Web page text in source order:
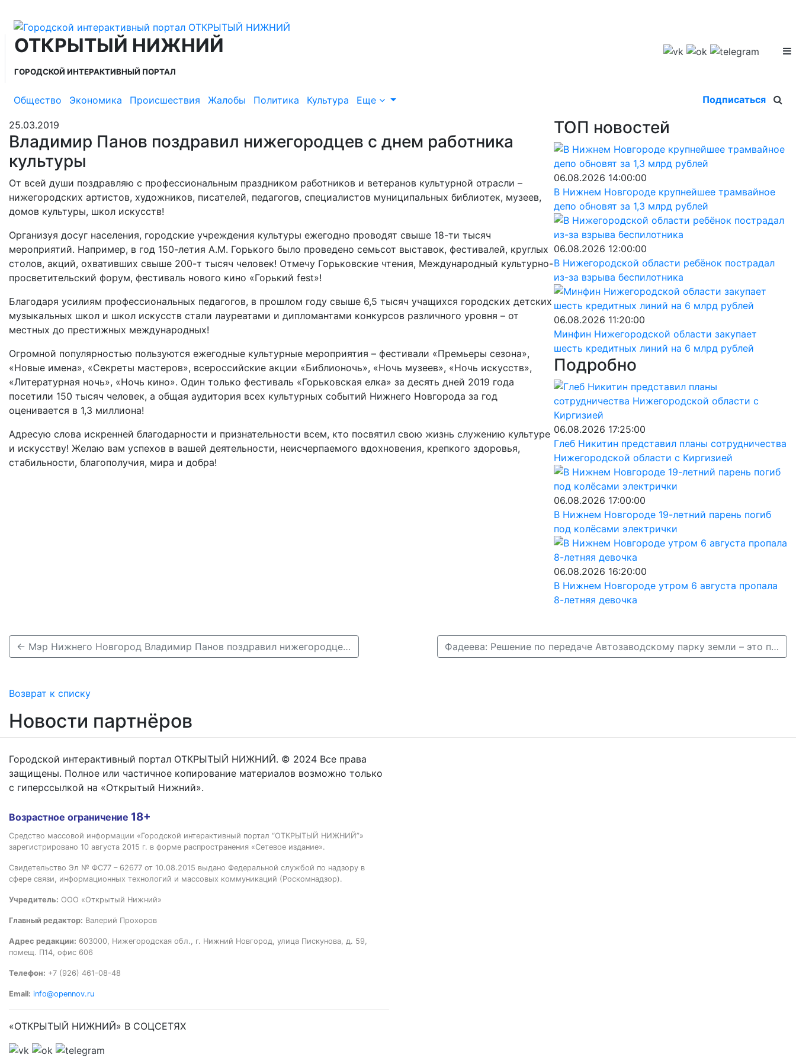
ОТКРЫТЫЙ НИЖНИЙ
ГОРОДСКОЙ ИНТЕРАКТИВНЫЙ ПОРТАЛ
Общество Экономика Происшествия Жалобы Политика Культура Еще Подписаться
25.03.2019
Владимир Панов поздравил нижегородцев с днем работника
культуры
От всей души поздравляю с профессиональным праздником работников и ветеранов культурной отрасли –
нижегородских артистов, художников, писателей, педагогов, специалистов муниципальных библиотек, музеев,
домов культуры, школ искусств!
Организуя досуг населения, городские учреждения культуры ежегодно проводят свыше 18-ти тысяч
мероприятий. Например, в год 150-летия А.М. Горького было проведено семьсот выставок, фестивалей, круглых
столов, акций, охвативших свыше 200-т тысяч человек! Отмечу Горьковские чтения, Международный культурно-
просветительский форум, фестиваль нового кино «Горький fest»!
Благодаря усилиям профессиональных педагогов, в прошлом году свыше 6,5 тысяч учащихся городских детских
музыкальных школ и школ искусств стали лауреатами и дипломантами конкурсов различного уровня – от
местных до престижных международных!
Огромной популярностью пользуются ежегодные культурные мероприятия – фестивали «Премьеры сезона»,
«Новые имена», «Секреты мастеров», всероссийские акции «Библионочь», «Ночь музеев», «Ночь искусств»,
«Литературная ночь», «Ночь кино». Один только фестиваль «Горьковская елка» за десять дней 2019 года
посетили 150 тысяч человек, а общая аудитория всех культурных событий Нижнего Новгорода за год
оценивается в 1,3 миллиона!
Адресую слова искренней благодарности и признательности всем, кто посвятил свою жизнь служению культуре
и искусству! Желаю вам успехов в вашей деятельности, неисчерпаемого вдохновения, крепкого здоровья,
стабильности, благополучия, мира и добра!
ТОП новостей
06.08.2026 14:00:00
В Нижнем Новгороде крупнейшее трамвайное
депо обновят за 1,3 млрд рублей
06.08.2026 12:00:00
В Нижегородской области ребёнок пострадал
из-за взрыва беспилотника
06.08.2026 11:20:00
Минфин Нижегородской области закупает
шесть кредитных линий на 6 млрд рублей
Подробно
06.08.2026 17:25:00
Глеб Никитин представил планы сотрудничества
Нижегородской области с Киргизией
06.08.2026 17:00:00
В Нижнем Новгороде 19-летний парень погиб
под колёсами электрички
06.08.2026 16:20:00
В Нижнем Новгороде утром 6 августа пропала
8-летняя девочка
← Мэр Нижнего Новгород Владимир Панов поздравил нижегородцев с Международным днем театра Фадеева: Решение по передаче Автозаводскому парку земли – это политически верный поступок мэрии →
Возврат к списку
Новости партнёров
Городской интерактивный портал ОТКРЫТЫЙ НИЖНИЙ. © 2024 Все права
защищены. Полное или частичное копирование материалов возможно только
с гиперссылкой на «Открытый Нижний».
Возрастное ограничение 18+
Средство массовой информации «Городской интерактивный портал “ОТКРЫТЫЙ НИЖНИЙ”»
зарегистрировано 10 августа 2015 г. в форме распространения «Сетевое издание».
Свидетельство Эл № ФС77 – 62677 от 10.08.2015 выдано Федеральной службой по надзору в
сфере связи, информационных технологий и массовых коммуникаций (Роскомнадзор).
Учредитель: ООО «Открытый Нижний»
Главный редактор: Валерий Прохоров
Адрес редакции: 603000, Нижегородская обл., г. Нижний Новгород, улица Пискунова, д. 59,
помещ. П14, офис 606
Телефон: +7 (926) 461-08-48
Email: info@opennov.ru
«ОТКРЫТЫЙ НИЖНИЙ» В СОЦСЕТЯХ